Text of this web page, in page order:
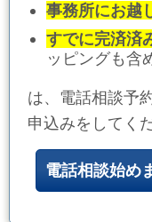
事務所にお越
すでに完済済
ッピングも含
は、電話相談予
申込みをしてく
電話相談始め